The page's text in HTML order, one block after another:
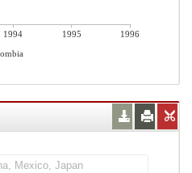
1994 1995
1996